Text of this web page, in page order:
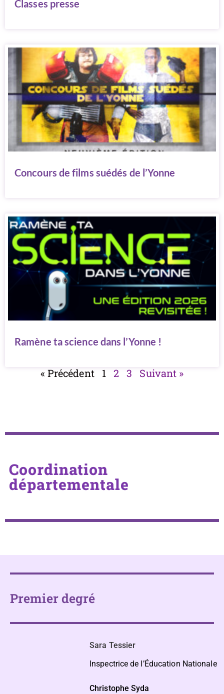
Classes presse
Concours de films suédés de l’Yonne
Ramène ta science dans l’Yonne !
« Précédent 1 2 3 Suivant »
Coordination
départementale
Premier degré
Sara Tessier
Inspectrice de l’Éducation Nationale
Christophe Syda